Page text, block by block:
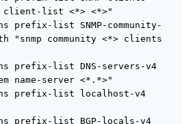
for Х.Х.Х.Х (Internal AS ХХХХХ),
rcvcc: 0 TCP state: 4, snd_una:
snd_wnd: 14600 rcv_nxt:
hold timer 0
bgp_hold_timeout:3675:
Х.Х.Х.2 (External AS YYYYY): code 4
for Х.Х.Х.Х (External AS YYYYY),